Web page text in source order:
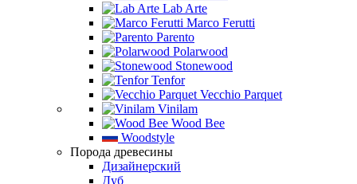
Lab Arte
Marco Ferutti
Parento
Polarwood
Stonewood
Tenfor
Vecchio Parquet
Vinilam
Wood Bee
Woodstyle
Порода древесины
Дизайнерский
Дуб